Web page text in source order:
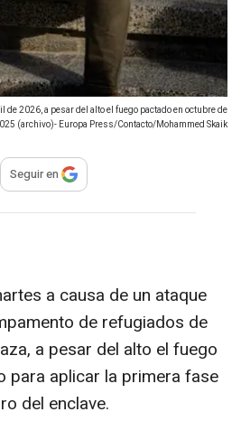
2026, a pesar del alto el fuego pactado en octubre de
(archivo)- Europa Press/Contacto/Mohammed Skaik
para compartir
Seguir en
a causa de un ataque
de refugiados de
a pesar del alto el fuego
para aplicar la primera fase
del enclave.